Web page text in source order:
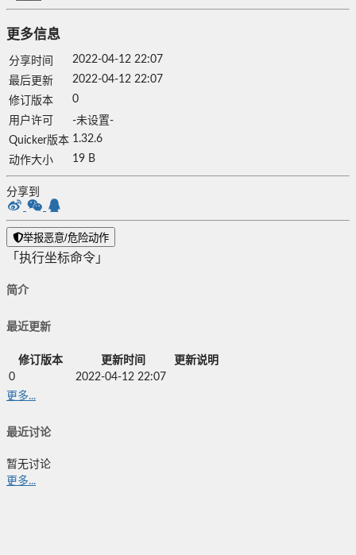
更多信息
分享时间
2022-04-12 22:07
最后更新
2022-04-12 22:07
修订版本
0
用户许可
-未设置-
Quicker版本 1.32.6
动作大小
19 B
分享到
举报恶意/危险动作
「执行坐标命令」
简介
最近更新
修订版本 更新时间
更新说明
0
2022-04-12 22:07
更多...
最近讨论
暂无讨论
更多...